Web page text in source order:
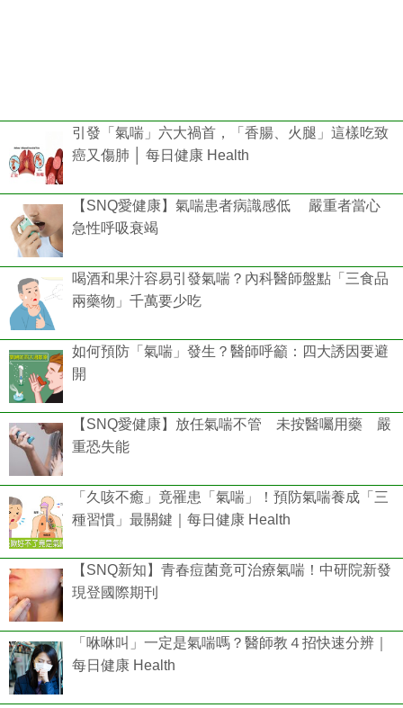
引發「氣喘」六大禍首，「香腸、火腿」這樣吃致
癌又傷肺 │ 每日健康 Health
【SNQ愛健康】氣喘患者病識感低 嚴重者當心
急性呼吸衰竭
喝酒和果汁容易引發氣喘？內科醫師盤點「三食品
兩藥物」千萬要少吃
如何預防「氣喘」發生？醫師呼籲：四大誘因要避
開
【SNQ愛健康】放任氣喘不管 未按醫囑用藥 嚴
重恐失能
「久咳不癒」竟罹患「氣喘」！預防氣喘養成「三
種習慣」最關鍵｜每日健康 Health
【SNQ新知】青春痘菌竟可治療氣喘！中研院新發
現登國際期刊
「咻咻叫」一定是氣喘嗎？醫師教４招快速分辨｜
每日健康 Health